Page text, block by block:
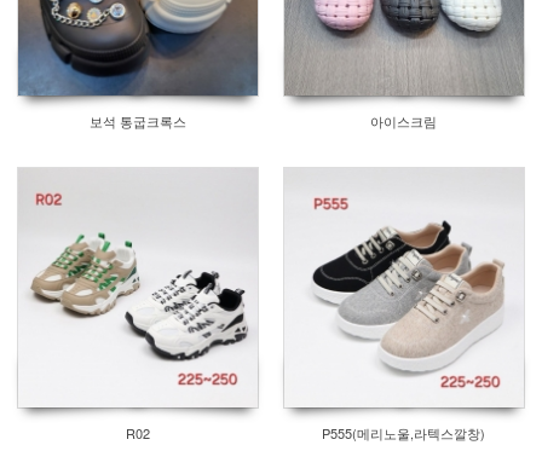
보석 통굽크록스 아이스크림
R02 P555(메리노울,라텍스깔창)